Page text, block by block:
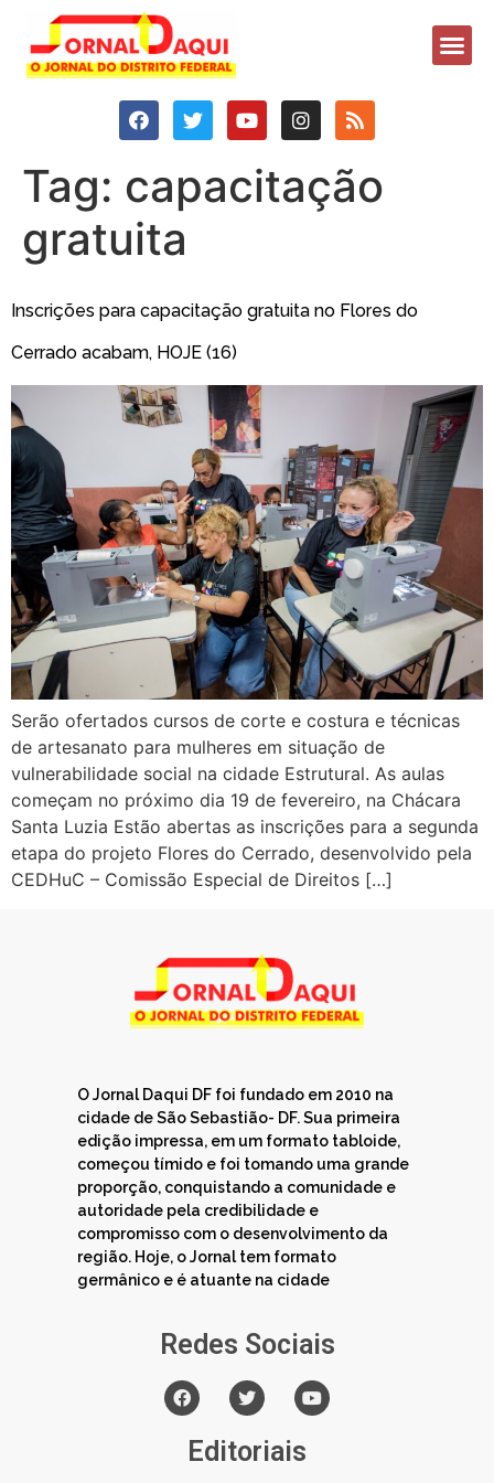
Tag: capacitação
gratuita
Inscrições para capacitação gratuita no Flores do
Cerrado acabam, HOJE (16)
Serão ofertados cursos de corte e costura e técnicas
de artesanato para mulheres em situação de
vulnerabilidade social na cidade Estrutural. As aulas
começam no próximo dia 19 de fevereiro, na Chácara
Santa Luzia Estão abertas as inscrições para a segunda
etapa do projeto Flores do Cerrado, desenvolvido pela
CEDHuC – Comissão Especial de Direitos […]
O Jornal Daqui DF foi fundado em 2010 na
cidade de São Sebastião- DF. Sua primeira
edição impressa, em um formato tabloide,
começou tímido e foi tomando uma grande
proporção, conquistando a comunidade e
autoridade pela credibilidade e
compromisso com o desenvolvimento da
região. Hoje, o Jornal tem formato
germânico e é atuante na cidade
Redes Sociais
Editoriais